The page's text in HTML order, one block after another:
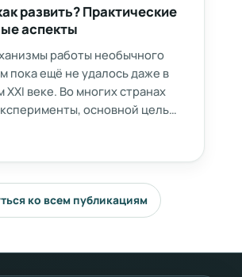
развить? Практические
аспекты
работы необычного
пока ещё не удалось даже в
XXI веке. Во многих странах
основной цель…
ко всем публикациям